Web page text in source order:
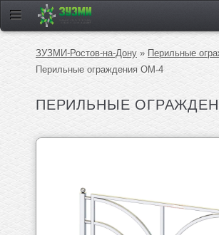
ЗУЗМИ-Ростов-на-Дону » Перильные
Перильные ограждения ОМ-4
ПЕРИЛЬНЫЕ